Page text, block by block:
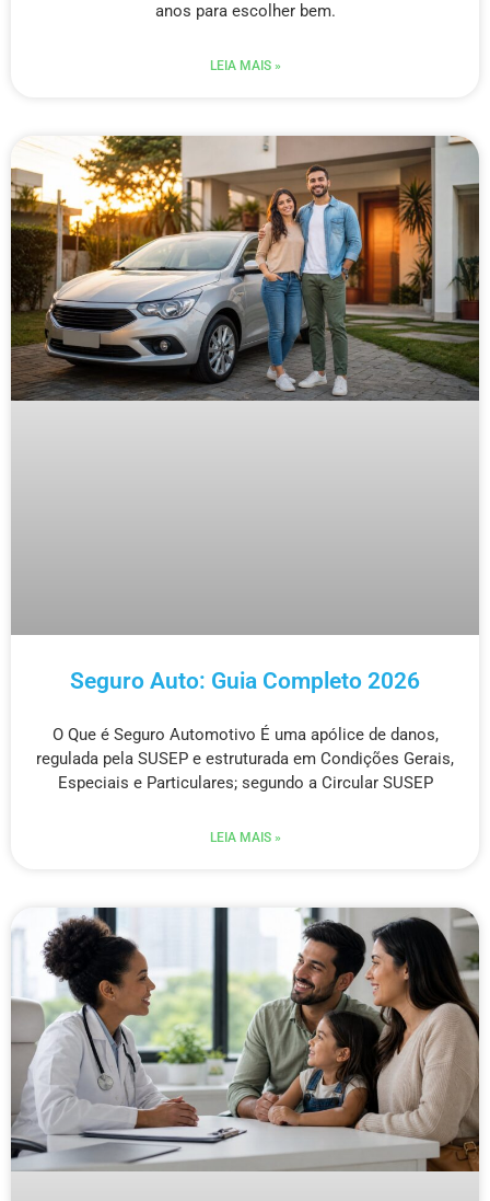
anos para escolher bem.
LEIA MAIS »
Seguro Auto: Guia Completo 2026
O Que é Seguro Automotivo É uma apólice de danos,
regulada pela SUSEP e estruturada em Condições Gerais,
Especiais e Particulares; segundo a Circular SUSEP
LEIA MAIS »